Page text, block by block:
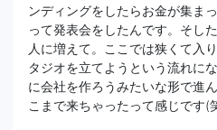
ンディングをしたらお金が集ま
って発表会をしたんです。そし
人に増えて。ここでは狭くて入
タジオを立てようという流れに
に会社を作ろうみたいな形で進
こまで来ちゃったって感じです(